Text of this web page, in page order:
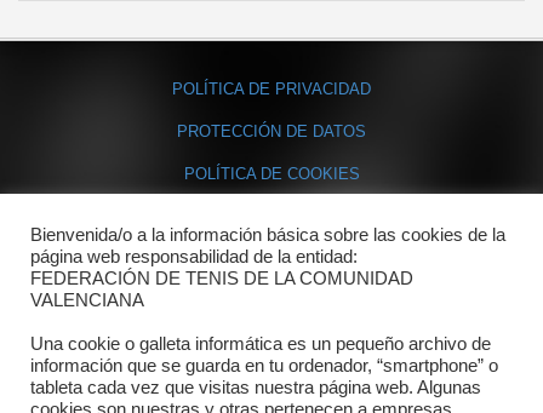
POLÍTICA DE PRIVACIDAD
PROTECCIÓN DE DATOS
POLÍTICA DE COOKIES
Contacto
Dónde estamos
Directorio departamentos
Horario
Bienvenida/o a la información básica sobre las cookies de la
página web responsabilidad de la entidad:
FEDERACIÓN DE TENIS DE LA COMUNIDAD
VALENCIANA
Una cookie o galleta informática es un pequeño archivo de
información que se guarda en tu ordenador, “smartphone” o
tableta cada vez que visitas nuestra página web. Algunas